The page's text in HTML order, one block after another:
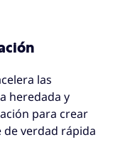
las
heredada y
para crear
verdad rápida